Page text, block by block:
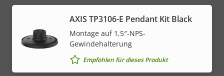
AXIS TP3106-E Pendant Kit Black
Montage auf 1,5″-NPS-
Gewindehalterung
Empfohlen für dieses Produkt